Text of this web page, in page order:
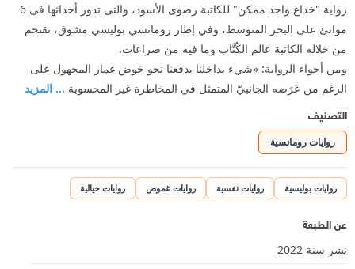
رواية "خداع واحد ممكن" للكاتبة رضوى الأسود، والتى تدور أحداثها فى 6
موانئ على البحر المتوسط، وفي إطار رومانسي بوليسي مشوق، تقتحم
من خلاله الكاتبة عالم الكُتَّاب وما فيه من صراعات.
ومن أجواء الرواية: «شيء بداخلنا يدفعنا نحو خوض غمار المجهول على
الرغم من عَرَضه الجانبيّ المتمثل في المخاطرة غير المحسوبة ... المزيد
التصنيف
روايات رومانسية
روايات بوليسية روايات نفسية روايات غموض روايات خيالية
عن الطبعة
نشر سنة 2022